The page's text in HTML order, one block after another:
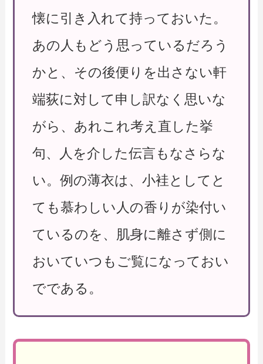
懐に引き入れて持っておいた。
あの人もどう思っているだろう
かと、その後便りを出さない軒
端荻に対して申し訳なく思いな
がら、あれこれ考え直した挙
句、人を介した伝言もなさらな
い。例の薄衣は、小袿としてと
ても慕わしい人の香りが染付い
ているのを、肌身に離さず側に
おいていつもご覧になっておい
でである。